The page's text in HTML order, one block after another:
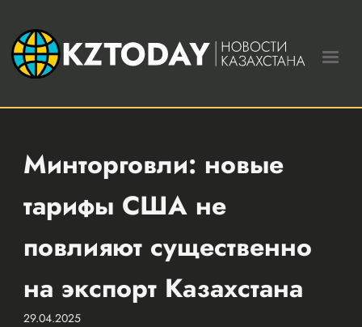
Минторговли: новые
тарифы США не
повлияют существенно
на экспорт Казахстана
29.04.2025